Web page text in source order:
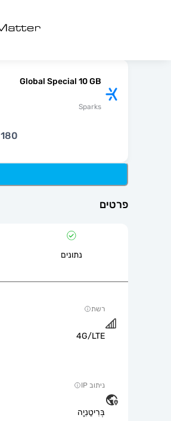
Global Special 10 GB
Sparks
180 ימים
פרטים
נתונים
רשת
4G/LTE
ניתוב IP
בְּרִיטַנִיָה